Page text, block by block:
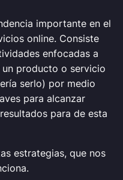
importante en el
online. Consiste
enfocadas a
producto o servicio
serlo) por medio
para alcanzar
para de esta
estrategias, que nos